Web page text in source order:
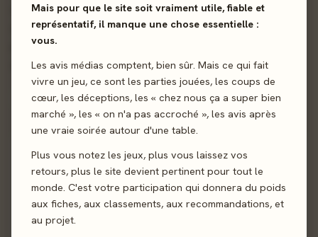
Mais pour que le site soit vraiment utile, fiable et
représentatif, il manque une chose essentielle :
vous.
Les avis médias comptent, bien sûr. Mais ce qui fait
vivre un jeu, ce sont les parties jouées, les coups de
cœur, les déceptions, les « chez nous ça a super bien
marché », les « on n'a pas accroché », les avis après
une vraie soirée autour d'une table.
Plus vous notez les jeux, plus vous laissez vos
retours, plus le site devient pertinent pour tout le
monde. C'est votre participation qui donnera du poids
aux fiches, aux classements, aux recommandations, et
au projet.
développement des champignons. 6 peuples, 6 couleurs
ayant une valeur comprise entre 1 et 10 ainsi qu’une carte
premier joueur. A vous de prendre les bonnes décisions et
ainsi mener vos peuples à la victoire !
Pose de tuiles Cartes
Auteur Hippolyte d'Audigier
Illustration